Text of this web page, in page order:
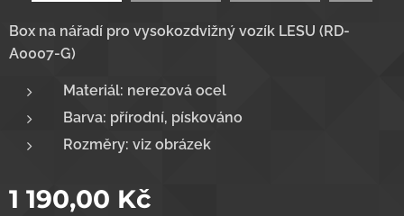
Box na nářadí pro vysokozdvižný vozík LESU (RD-
A0007-G)
Materiál: nerezová ocel
Barva: přírodní, pískováno
Rozměry: viz obrázek
1 190,00 Kč